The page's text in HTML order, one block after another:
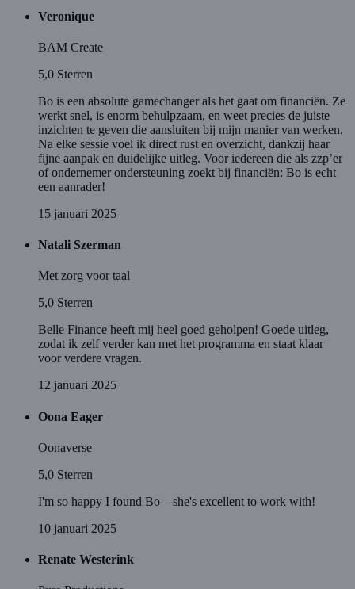
Veronique
BAM Create
5,0 Sterren
Bo is een absolute gamechanger als het gaat om financiën. Ze
werkt snel, is enorm behulpzaam, en weet precies de juiste
inzichten te geven die aansluiten bij mijn manier van werken.
Na elke sessie voel ik direct rust en overzicht, dankzij haar
fijne aanpak en duidelijke uitleg. Voor iedereen die als zzp’er
of ondernemer ondersteuning zoekt bij financiën: Bo is echt
een aanrader!
15 januari 2025
Natali Szerman
Met zorg voor taal
5,0 Sterren
Belle Finance heeft mij heel goed geholpen! Goede uitleg,
zodat ik zelf verder kan met het programma en staat klaar
voor verdere vragen.
12 januari 2025
Oona Eager
Oonaverse
5,0 Sterren
I'm so happy I found Bo—she's excellent to work with!
10 januari 2025
Renate Westerink